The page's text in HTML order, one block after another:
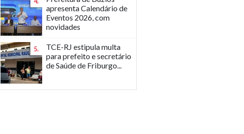
apresenta Calendário de
Eventos 2026, com
novidades
5.
TCE-RJ estipula multa
para prefeito e secretário
de Saúde de Friburgo...